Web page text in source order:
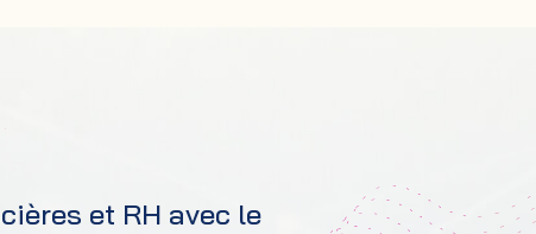
et RH avec le